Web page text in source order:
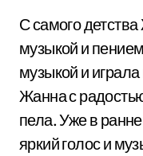
С самого
музыкой и
музыкой и
Жанна с
пела. Уже в
яркий голос и